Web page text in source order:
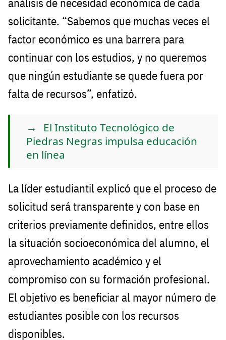
solicitante. “Sabemos que muchas veces el
factor económico es una barrera para
continuar con los estudios, y no queremos
que ningún estudiante se quede fuera por
falta de recursos”, enfatizó.
El Instituto Tecnológico de
Piedras Negras impulsa educación
en línea
La líder estudiantil explicó que el proceso de
solicitud será transparente y con base en
criterios previamente definidos, entre ellos
la situación socioeconómica del alumno, el
aprovechamiento académico y el
compromiso con su formación profesional.
El objetivo es beneficiar al mayor número de
estudiantes posible con los recursos
disponibles.